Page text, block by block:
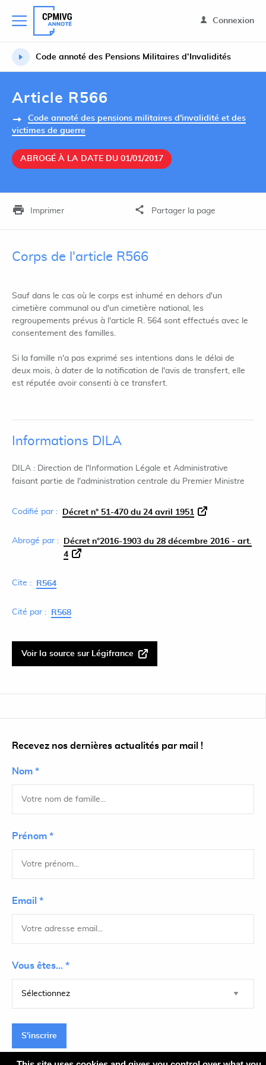
Connexion
Code annoté des Pensions Militaires d’Invalidités
Article R566
Code annoté des pensions militaires d'invalidité et des
victimes de guerre
ABROGÉ À LA DATE DU 01/01/2017
Imprimer Partager la page
Corps de l'article R566
Sauf dans le cas où le corps est inhumé en dehors d'un
cimetière communal ou d'un cimetière national, les
regroupements prévus à l'article R. 564 sont effectués avec le
consentement des familles.
Si la famille n'a pas exprimé ses intentions dans le délai de
deux mois, à dater de la notification de l'avis de transfert, elle
est réputée avoir consenti à ce transfert.
Informations DILA
DILA : Direction de l'Information Légale et Administrative
faisant partie de l'administration centrale du Premier Ministre
Codifié par : Décret n° 51-470 du 24 avril 1951
Abrogé par :
Décret n°2016-1903 du 28 décembre 2016 - art.
4
Cite : R564
Cité par : R568
Voir la source sur Légifrance
Recevez nos dernières actualités par mail !
Nom *
Prénom *
Email *
Vous êtes... *
S'inscrire